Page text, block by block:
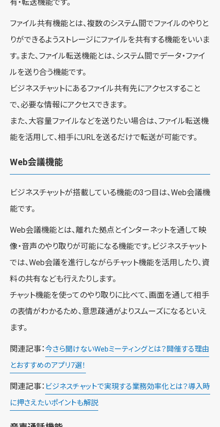
有・転送機能です。
ファイル共有機能とは、複数のシステム間でファイルのやりと
りができるようストレージにファイルを共有する機能をいいま
す。また、ファイル転送機能とは、システム間でデータ・ファイ
ルを送り合う機能です。
ビジネスチャットにあるファイル共有先にアクセスすること
で、必要な情報にアクセスできます。
また、大容量ファイルなどを送りたい場合は、ファイル転送機
能を活用して、相手にURLを送るだけで転送が可能です。
Web会議機能
ビジネスチャットが搭載している機能の3つ目は、Web会議機
能です。
Web会議機能とは、離れた拠点とインターネットを通して映
像・音声のやり取りが可能になる機能です。ビジネスチャット
では、Web会議を進行しながらチャット機能を活用したり、資
料の共有なども行えたりします。
チャット機能を使ってのやり取りに比べて、画面を通して相手
の表情がわかるため、意思疎通がよりスムーズになるといえ
ます。
関連記事：今さら聞けないWebミーティングとは？開催する理由
とおすすめのアプリ7選！
関連記事： ビジネスチャットで実現する業務効率化とは？導入時
に押さえたいポイントも解説